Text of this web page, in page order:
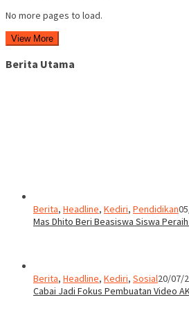
No more pages to load.
View More
Berita Utama
Berita, Headline, Kediri, Pendidikan
Mas Dhito Beri Beasiswa Siswa
Berita, Headline, Kediri, Sosial20/07/
Cabai Jadi Fokus Pembuatan Video